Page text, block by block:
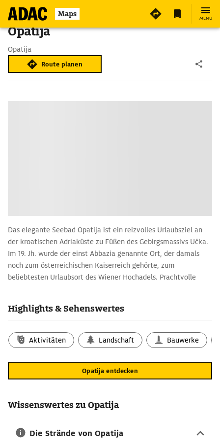
Maps MENÜ
Opatija
Opatija
Route planen
Das elegante Seebad Opatija ist ein reizvolles Urlaubsziel an
der kroatischen Adriaküste zu Füßen des Gebirgsmassivs Učka.
Im 19. Jh. wurde der einst Abbazia genannte Ort, der damals
noch zum österreichischen Kaiserreich gehörte, zum
beliebtesten Urlaubsort des Wiener Hochadels. Prachtvolle
Kaiser Wilhelm II. und seine Gattin Auguste Viktoria einkehrten.
der Uferpromenade mit ihren schmuckvoll restaurierten Villen
und Hotels zu spüren.
Opatija-Reisetipps für entspannte Tage im
Urlaub
der Nordseite der Kvarner Bucht entlang zieht. Idyllische
Uferpromenade Lungomare zu Spaziergängen ein. Im Westen
geht Opatija in den Nachbarort Ičići mit seinem Jachthafen
Highlights & Sehenswertes
Aktivitäten Landschaft Bauwerke
Opatija entdecken
Wissenswertes zu Opatija
Die Strände von Opatija